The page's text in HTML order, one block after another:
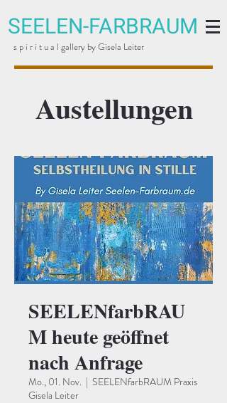
SEELEN-FARBRAUM
s p i r i t u a l gallery by Gisela Leiter
SEELENfarbRAU
M heute geöffnet
nach Anfrage
Mo., 01. Nov.
  |
SEELENfarbRAUM Praxis
Gisela Leiter
Austellungen